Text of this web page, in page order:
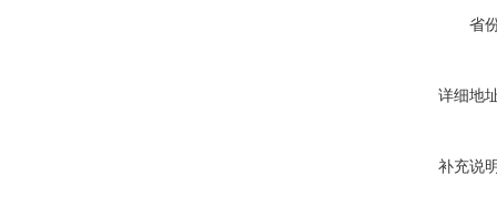
省
详细地
补充说